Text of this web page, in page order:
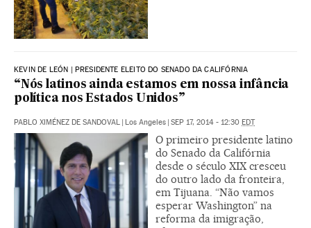
KEVIN DE LEÓN | PRESIDENTE ELEITO DO SENADO DA CALIFÓRNIA
“Nós latinos ainda estamos em nossa infância
política nos Estados Unidos”
PABLO XIMÉNEZ DE SANDOVAL | Los Angeles | SEP 17, 2014 - 12:30 EDT
O primeiro presidente latino
do Senado da Califórnia
desde o século XIX cresceu
do outro lado da fronteira,
em Tijuana. “Não vamos
esperar Washington” na
reforma da imigração,